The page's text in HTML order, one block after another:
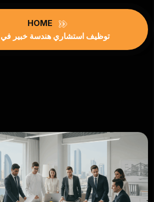
HOME
توظيف استشاري هندسة خبير في